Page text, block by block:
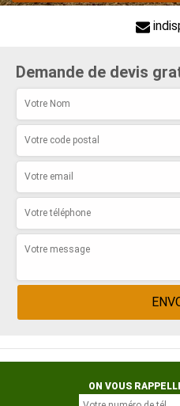
Demande de devis
ON VOUS